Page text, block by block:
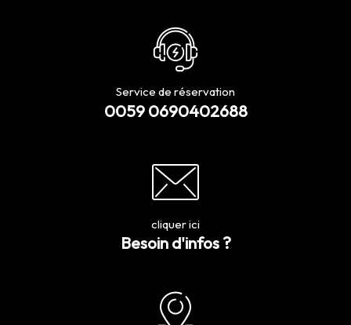
Service de réservation
0059 0690402688
cliquer ici
Besoin d'infos ?